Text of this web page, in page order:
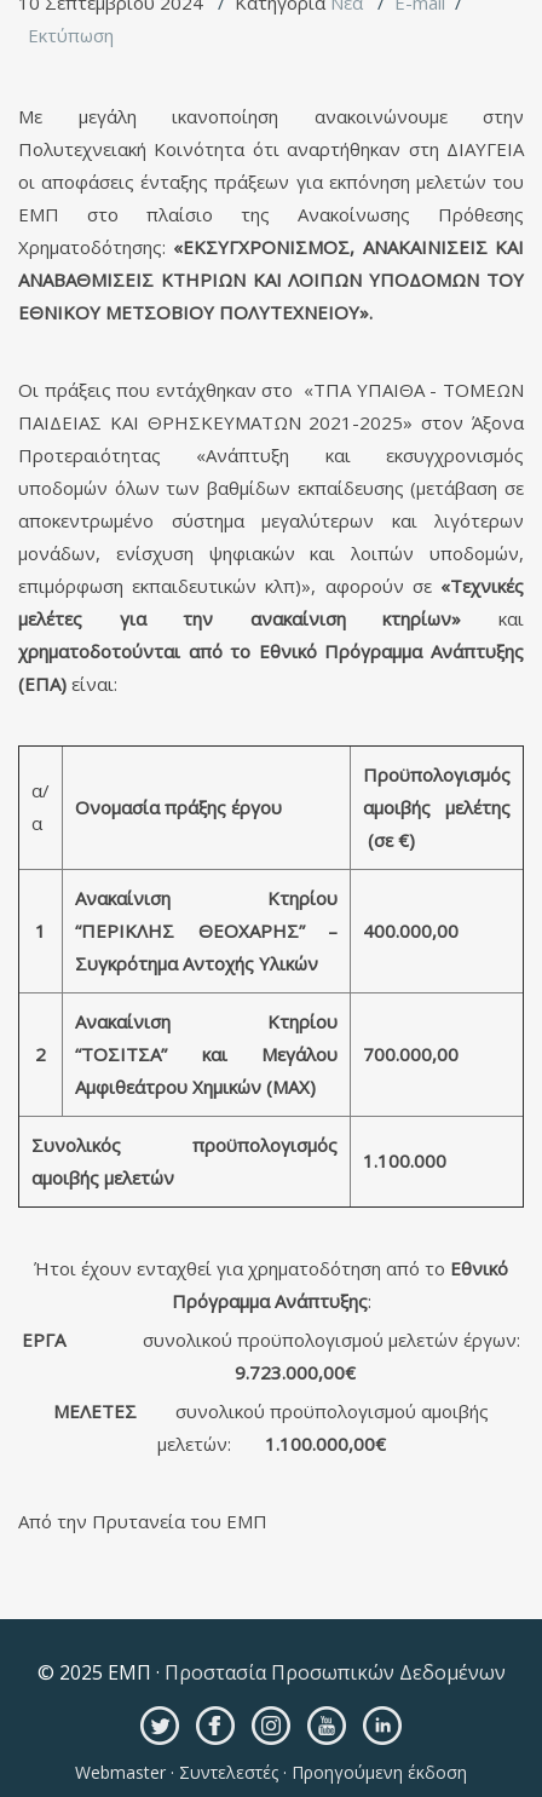
Εκτύπωση
Με μεγάλη ικανοποίηση ανακοινώνουμε στην
Πολυτεχνειακή Κοινότητα ότι αναρτήθηκαν στη ΔΙΑΥΓΕΙΑ
οι αποφάσεις ένταξης πράξεων για εκπόνηση μελετών του
ΕΜΠ στο πλαίσιο της Ανακοίνωσης Πρόθεσης
Χρηματοδότησης: «ΕΚΣΥΓΧΡΟΝΙΣΜΟΣ, ΑΝΑΚΑΙΝΙΣΕΙΣ ΚΑΙ
ΑΝΑΒΑΘΜΙΣΕΙΣ ΚΤΗΡΙΩΝ ΚΑΙ ΛΟΙΠΩΝ ΥΠΟΔΟΜΩΝ ΤΟΥ
ΕΘΝΙΚΟΥ ΜΕΤΣΟΒΙΟΥ ΠΟΛΥΤΕΧΝΕΙΟΥ».
Οι πράξεις που εντάχθηκαν στο «ΤΠΑ ΥΠΑΙΘΑ - ΤΟΜΕΩΝ
ΠΑΙΔΕΙΑΣ ΚΑΙ ΘΡΗΣΚΕΥΜΑΤΩΝ 2021-2025» στον Άξονα
Προτεραιότητας «Ανάπτυξη και εκσυγχρονισμός
υποδομών όλων των βαθμίδων εκπαίδευσης (μετάβαση σε
αποκεντρωμένο σύστημα μεγαλύτερων και λιγότερων
μονάδων, ενίσχυση ψηφιακών και λοιπών υποδομών,
επιμόρφωση εκπαιδευτικών κλπ)», αφορούν σε «Τεχνικές
μελέτες για την ανακαίνιση κτηρίων» και
χρηματοδοτούνται από το Εθνικό Πρόγραμμα Ανάπτυξης
(ΕΠΑ) είναι:
α/
α
Ονομασία πράξης έργου
Προϋπολογισμός
αμοιβής μελέτης
(σε €)
1
Ανακαίνιση Κτηρίου
“ΠΕΡΙΚΛΗΣ ΘΕΟΧΑΡΗΣ” –
Συγκρότημα Αντοχής Υλικών
400.000,00
2
Ανακαίνιση Κτηρίου
“ΤΟΣΙΤΣΑ” και Μεγάλου
Αμφιθεάτρου Χημικών (ΜΑΧ)
700.000,00
Συνολικός προϋπολογισμός
αμοιβής μελετών
1.100.000
Ήτοι έχουν ενταχθεί για χρηματοδότηση από το Εθνικό
Πρόγραμμα Ανάπτυξης:
ΕΡΓΑσυνολικού προϋπολογισμού μελετών έργων:
9.723.000,00€
ΜΕΛΕΤΕΣ συνολικού προϋπολογισμού αμοιβής
μελετών: 1.100.000,00€
Από την Πρυτανεία του ΕΜΠ
© 2025 ΕΜΠ · Προστασία Προσωπικών Δεδομένων
Webmaster · Συντελεστές · Προηγούμενη έκδοση